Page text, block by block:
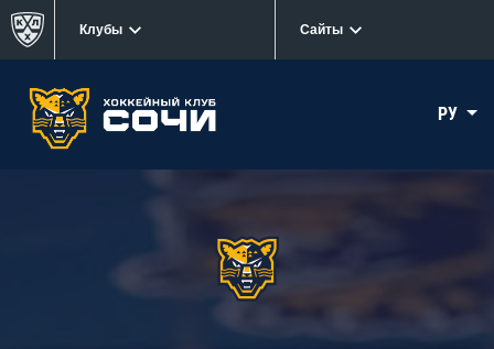
Клубы Сайты
РУ